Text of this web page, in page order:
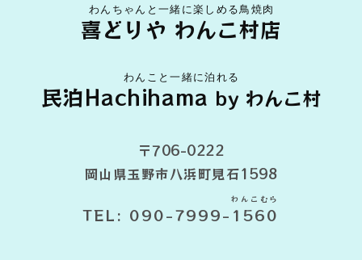
わんちゃんと一緒に楽しめる鳥焼肉
喜どりや わんこ村店
わんこと一緒に泊れる
民泊Hachihama by わんこ村
〒706-0222
岡山県玉野市八浜町見石1598
TEL: 090-7999- 1560
わんこむら